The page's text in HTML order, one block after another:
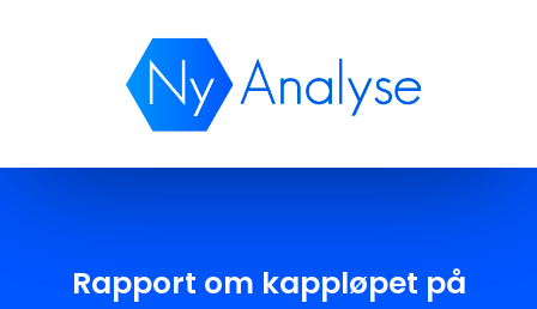
Publikasjoner
Rapport om kappløpet på